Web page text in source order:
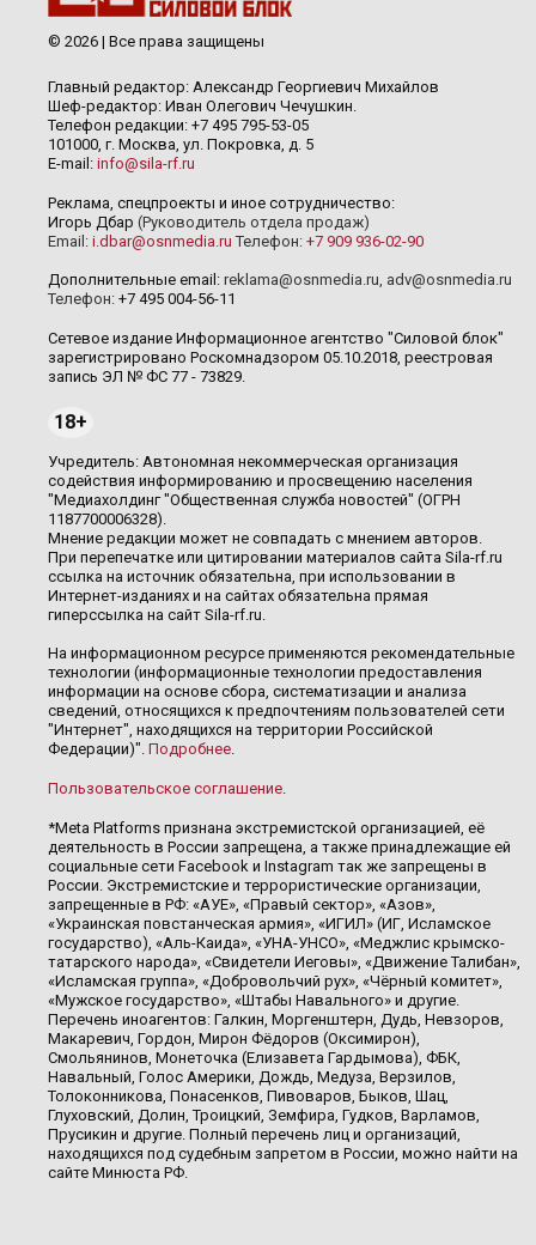
© 2026 | Все права защищены
Главный редактор: Александр Георгиевич Михайлов
Шеф-редактор: Иван Олегович Чечушкин.
Телефон редакции: +7 495 795-53-05
101000, г. Москва, ул. Покровка, д. 5
E-mail: info@sila-rf.ru
Реклама, спецпроекты и иное сотрудничество:
Игорь Дбар (Руководитель отдела продаж)
Email: i.dbar@osnmedia.ru Телефон: +7 909 936-02-90
Дополнительные email: reklama@osnmedia.ru, adv@osnmedia.ru
Телефон: +7 495 004-56-11
Сетевое издание Информационное агентство "Силовой блок"
зарегистрировано Роскомнадзором 05.10.2018, реестровая
запись ЭЛ № ФС 77 - 73829.
18+
Учредитель: Автономная некоммерческая организация
содействия информированию и просвещению населения
"Медиахолдинг "Общественная служба новостей" (ОГРН
1187700006328).
Мнение редакции может не совпадать с мнением авторов.
При перепечатке или цитировании материалов сайта Sila-rf.ru
ссылка на источник обязательна, при использовании в
Интернет-изданиях и на сайтах обязательна прямая
гиперссылка на сайт Sila-rf.ru.
На информационном ресурсе применяются рекомендательные
технологии (информационные технологии предоставления
информации на основе сбора, систематизации и анализа
сведений, относящихся к предпочтениям пользователей сети
"Интернет", находящихся на территории Российской
Федерации)". Подробнее.
Пользовательское соглашение.
*Meta Platforms признана экстремистской организацией, её
деятельность в России запрещена, а также принадлежащие ей
социальные сети Facebook и Instagram так же запрещены в
России. Экстремистские и террористические организации,
запрещенные в РФ: «АУЕ», «Правый сектор», «Азов»,
«Украинская повстанческая армия», «ИГИЛ» (ИГ, Исламское
государство), «Аль-Каида», «УНА-УНСО», «Меджлис крымско-
татарского народа», «Свидетели Иеговы», «Движение Талибан»,
«Исламская группа», «Добровольчий рух», «Чёрный комитет»,
«Мужское государство», «Штабы Навального» и другие.
Перечень иноагентов: Галкин, Моргенштерн, Дудь, Невзоров,
Макаревич, Гордон, Мирон Фёдоров (Оксимирон),
Смольянинов, Монеточка (Елизавета Гардымова), ФБК,
Навальный, Голос Америки, Дождь, Медуза, Верзилов,
Толоконникова, Понасенков, Пивоваров, Быков, Шац,
Глуховский, Долин, Троицкий, Земфира, Гудков, Варламов,
Прусикин и другие. Полный перечень лиц и организаций,
находящихся под судебным запретом в России, можно найти на
сайте Минюста РФ.